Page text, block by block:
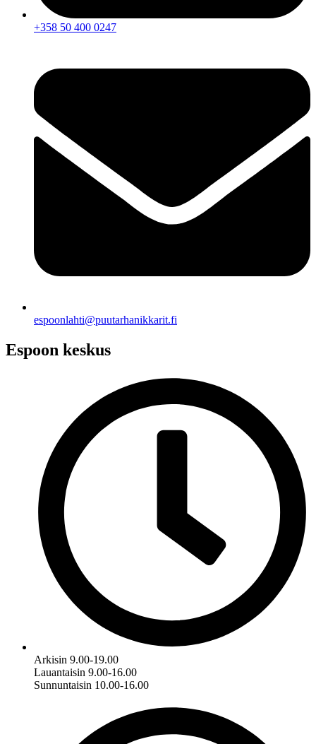
+358 50 400 0247
espoonlahti@puutarhanikkarit.fi
Espoon keskus
Arkisin 9.00-19.00
Lauantaisin 9.00-16.00
Sunnuntaisin 10.00-16.00